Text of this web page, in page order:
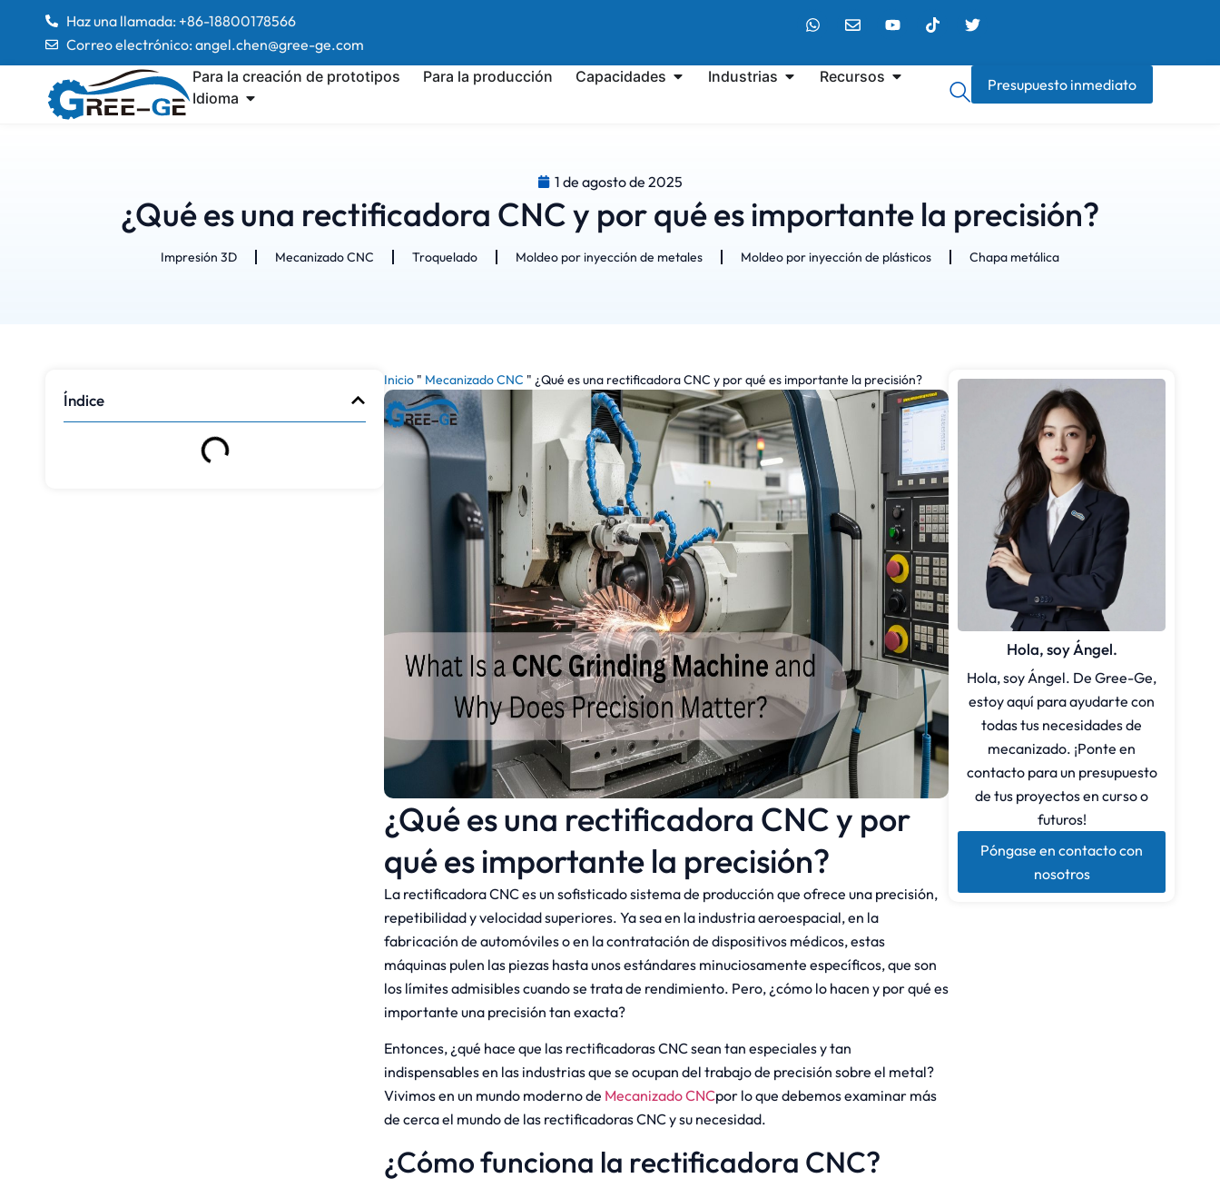
Haz una llamada: +86-18800178566
Correo electrónico: angel.chen@gree-ge.com
Para la creación de prototipos
Para la producción Capacidades Industrias
Recursos
Idioma
Presupuesto inmediato
1 de agosto de 2025
¿Qué es una rectificadora CNC y por qué es importante la precisión?
Impresión 3D Mecanizado CNC Troquelado Moldeo por inyección de metales Moldeo por inyección de plásticos Chapa metálica
Índice
Inicio " Mecanizado CNC "¿Qué es una rectificadora CNC y por qué es importante la precisión?
¿Qué es una rectificadora CNC y por
qué es importante la precisión?
La rectificadora CNC es un sofisticado sistema de producción que ofrece una precisión,
repetibilidad y velocidad superiores. Ya sea en la industria aeroespacial, en la
fabricación de automóviles o en la contratación de dispositivos médicos, estas
máquinas pulen las piezas hasta unos estándares minuciosamente específicos, que son
los límites admisibles cuando se trata de rendimiento. Pero, ¿cómo lo hacen y por qué es
importante una precisión tan exacta?
Entonces, ¿qué hace que las rectificadoras CNC sean tan especiales y tan
indispensables en las industrias que se ocupan del trabajo de precisión sobre el metal?
Vivimos en un mundo moderno de Mecanizado CNCpor lo que debemos examinar más
de cerca el mundo de las rectificadoras CNC y su necesidad.
¿Cómo funciona la rectificadora CNC?
Hola, soy Ángel.
Hola, soy Ángel. De Gree-Ge,
estoy aquí para ayudarte con
todas tus necesidades de
mecanizado. ¡Ponte en
contacto para un presupuesto
de tus proyectos en curso o
futuros!
Póngase en contacto con
nosotros